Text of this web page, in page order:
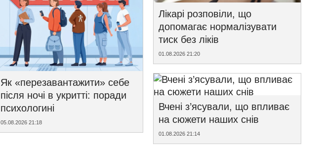
Як «перезавантажити» себе
після ночі в укритті: поради
психологині
05.08.2026 21:18
Лікарі розповіли, що
допомагає нормалізувати
тиск без ліків
01.08.2026 21:20
Вчені з’ясували, що впливає
на сюжети наших снів
01.08.2026 21:14